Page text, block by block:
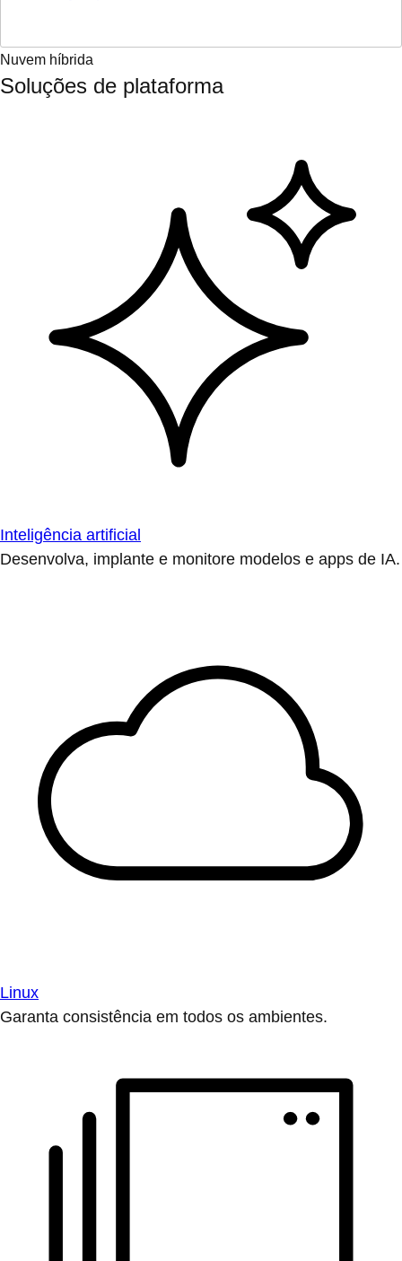
Nuvem híbrida
Soluções de plataforma
Inteligência artificial
Desenvolva, implante e monitore modelos e apps de IA.
Linux
Garanta consistência em todos os ambientes.